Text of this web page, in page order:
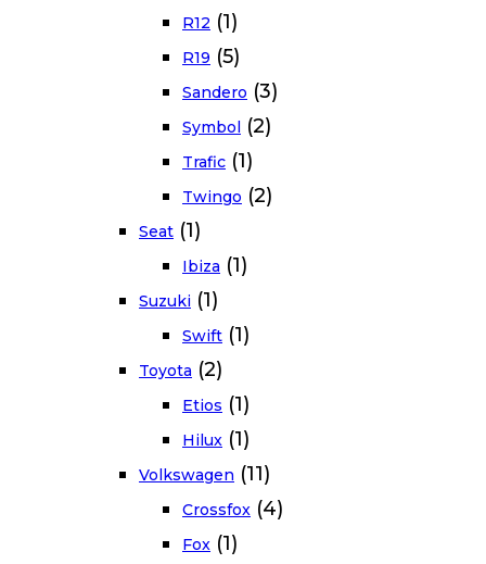
R12 (1)
R19 (5)
Sandero (3)
Symbol (2)
Trafic (1)
Twingo (2)
Seat (1)
Ibiza (1)
Suzuki (1)
Swift (1)
Toyota (2)
Etios (1)
Hilux (1)
Volkswagen (11)
Crossfox (4)
Fox (1)